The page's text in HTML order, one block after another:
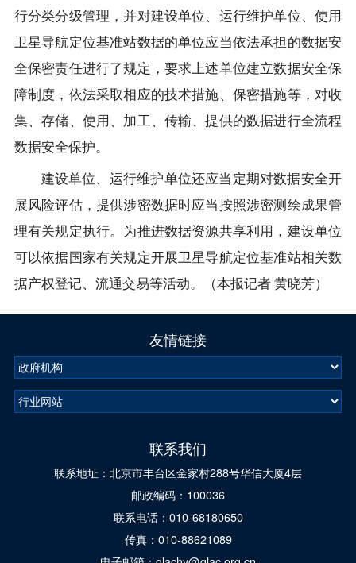
行分类分级管理，并对建设单位、运行维护单位、使用
卫星导航定位基准站数据的单位应当依法承担的数据安
全保密责任进行了规定，要求上述单位建立数据安全保
障制度，依法采取相应的技术措施、保密措施等，对收
集、存储、使用、加工、传输、提供的数据进行全流程
数据安全保护。
建设单位、运行维护单位还应当定期对数据安全开
展风险评估，提供涉密数据时应当按照涉密测绘成果管
理有关规定执行。为推进数据资源共享利用，建设单位
可以依据国家有关规定开展卫星导航定位基准站相关数
据产权登记、流通交易等活动。（本报记者 黄晓芳）
友情链接
联系我们
联系地址：北京市丰台区金家村288号华信大厦4层
邮政编码：100036
联系电话：010-68180650
传真：010-88621089